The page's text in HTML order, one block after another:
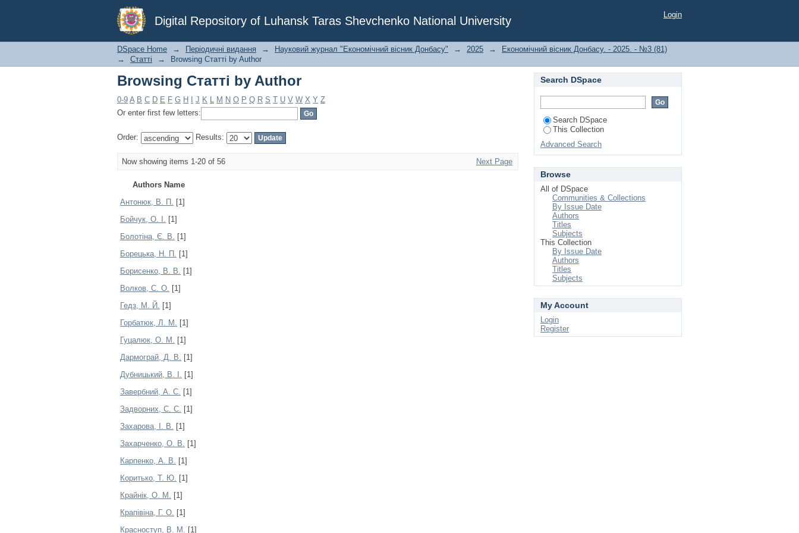
Digital Repository of Luhansk Taras Shevchenko National University
Browsing Статті by Author Login
DSpace Home → Періодичні видання → Науковий журнал "Економічний вісник Донбасу" → 2025 →
Економічний вісник Донбасу. - 2025. - №3 (81)
→
Статті → Browsing Статті by Author
Browsing Статті by Author
0-9 A B C D E F G H J K L M N O P Q R S T U V W X Y Z
Or enter first few letters:
Order: Results:
Now showing items 1-20 of 56 Next Page
Authors Name
Антонюк, В. П. [1]
Бойчук, О. І. [1]
Болотіна, Є. В. [1]
Борецька, Н. П. [1]
Борисенко, В. В. [1]
Волков, С. О. [1]
Гедз, М. Й. [1]
Горбатюк, Л. М. [1]
Гуцалюк, О. М. [1]
Дармограй, Д. В. [1]
Дубницький, В. І. [1]
Завербний, А. С. [1]
Задворних, С. С. [1]
Захарова, І. В. [1]
Захарченко, О. В. [1]
Карпенко, А. В. [1]
Коритько, Т. Ю. [1]
Крайнік, О. М. [1]
Крапівіна, Г. О. [1]
Красноступ, В. М. [1]
Search DSpace
Search DSpace
This Collection
Advanced Search
Browse
All of DSpace
Communities & Collections
By Issue Date
Authors
Titles
Subjects
This Collection
By Issue Date
Authors
Titles
Subjects
My Account
Login
Register